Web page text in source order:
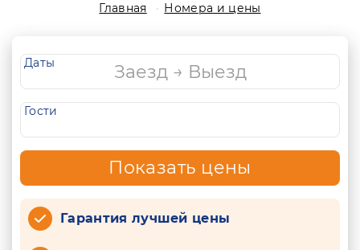
Главная Номера и цены
Даты
Гости
Показать цены
Гарантия лучшей цены